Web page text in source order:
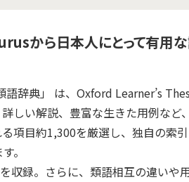
から日本人にとって有用な
語辞典」 は、Oxford Learner’s
しい解説、豊富な生きた用例など
項目約1,300を厳選し、独自の索
。
収録。さらに、類語相互の違いや